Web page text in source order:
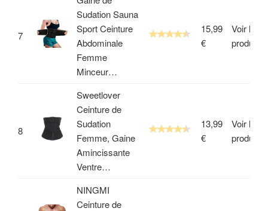
7
Sudation Sauna
Sport Ceinture
Abdominale
Femme
Minceur…
15,99
€
Voir le
produit
8
Sweetlover
Ceinture de
Sudation
Femme, Gaine
Amincissante
Ventre…
13,99
€
Voir le
produit
NINGMI
Ceinture de